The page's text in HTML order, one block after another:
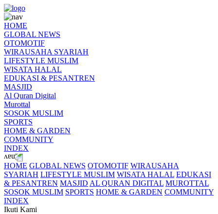
HOME
GLOBAL NEWS
OTOMOTIF
WIRAUSAHA SYARIAH
LIFESTYLE MUSLIM
WISATA HALAL
EDUKASI & PESANTREN
MASJID
Al Quran Digital
Murottal
SOSOK MUSLIM
SPORTS
HOME & GARDEN
COMMUNITY
INDEX
HOME GLOBAL NEWS OTOMOTIF WIRAUSAHA
SYARIAH LIFESTYLE MUSLIM WISATA HALAL EDUKASI
& PESANTREN MASJID AL QURAN DIGITAL MUROTTAL
SOSOK MUSLIM SPORTS HOME & GARDEN COMMUNITY
INDEX
Ikuti Kami